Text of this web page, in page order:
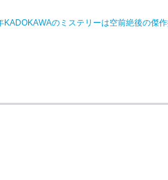
のミステリーは空前絶後の傑作